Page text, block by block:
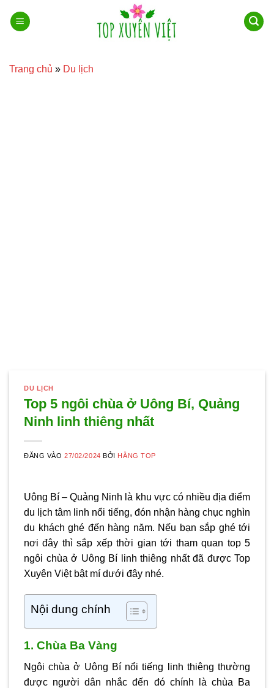
qua
Trang chủ » Du lịch
DU LỊCH
Top 5 ngôi chùa ở Uông Bí, Quảng
Ninh linh thiêng nhất
ĐĂNG VÀO27/02/2024 BỞI HẰNG TOP
Uông Bí – Quảng Ninh là khu vực có nhiều địa điểm
du lịch tâm linh nổi tiếng, đón nhận hàng chục nghìn
du khách ghé đến hàng năm. Nếu bạn sắp ghé tới
nơi đây thì sắp xếp thời gian tới tham quan top 5
ngôi chùa ở Uông Bí linh thiêng nhất đã được Top
Xuyên Việt bật mí dưới đây nhé.
Nội dung chính
1. Chùa Ba Vàng
Ngôi chùa ở Uông Bí nổi tiếng linh thiêng thường
được người dân nhắc đến đó chính là chùa Ba